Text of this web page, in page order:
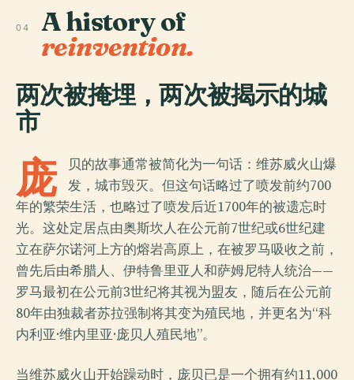
04 A history of
reinvention.
两次被掩埋，两次被揭示的城
市
庞
贝的故事通常被简化为一句话：维苏威火山爆
发，城市毁灭。但这句话略过了喷发前约700
年的繁荣生活，也略过了喷发后近1700年的被遗忘时
光。这处定居点由奥斯坎人在公元前7世纪或6世纪建
立在萨尔诺河上方的熔岩高原上，在被罗马吸收之前，
曾先后由希腊人、伊特鲁里亚人和萨姆尼特人统治——
罗马最初在公元前3世纪将其视为盟友，随后在公元前
80年由独裁者苏拉强制将其变为殖民地，并更名为“科
内利亚·维内里亚·庞贝人殖民地”。
当维苏威火山开始躁动时，庞贝已是一个拥有约11,000